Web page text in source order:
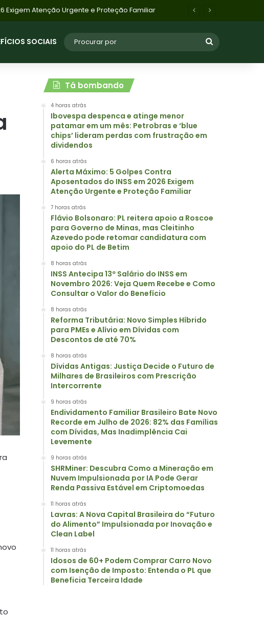
SOCIAIS
Tá bombando
4 horas atrás
Ibovespa despenca e atinge menor
patamar em um mês: Petrobras e ‘blue
chips’ lideram perdas com frustração em
dividendos
6 horas atrás
Alerta Máximo: 5 Golpes Contra
Aposentados do INSS em 2026 Exigem
Atenção Urgente e Proteção Familiar
7 horas atrás
Flávio Bolsonaro: PL reitera apoio a Roscoe
para Governo de Minas, mas Cleitinho
Azevedo pode retomar candidatura com
apoio do PL de Betim
8 horas atrás
INSS Antecipa 13º Salário do INSS em
Novembro 2026: Veja Quem Recebe e Como
Consultar o Valor do Benefício
8 horas atrás
Reforma Tributária: Novo Simples Híbrido
para PMEs e Alívio em Dívidas com
Descontos de até 70%
8 horas atrás
Dívidas Antigas: Justiça Decide o Futuro de
Milhares de Brasileiros com Prescrição
Intercorrente
9 horas atrás
Endividamento Familiar Brasileiro Bate Novo
Recorde em Julho de 2026: 82% das Famílias
com Dívidas, Mas Inadimplência Cai
Levemente
9 horas atrás
SHRMiner: Descubra Como a Mineração em
Nuvem Impulsionada por IA Pode Gerar
Renda Passiva Estável em Criptomoedas
11 horas atrás
Lavras: A Nova Capital Brasileira do “Futuro
do Alimento” Impulsionada por Inovação e
Clean Label
11 horas atrás
Idosos de 60+ Podem Comprar Carro Novo
com Isenção de Imposto: Entenda o PL que
Beneficia Terceira Idade